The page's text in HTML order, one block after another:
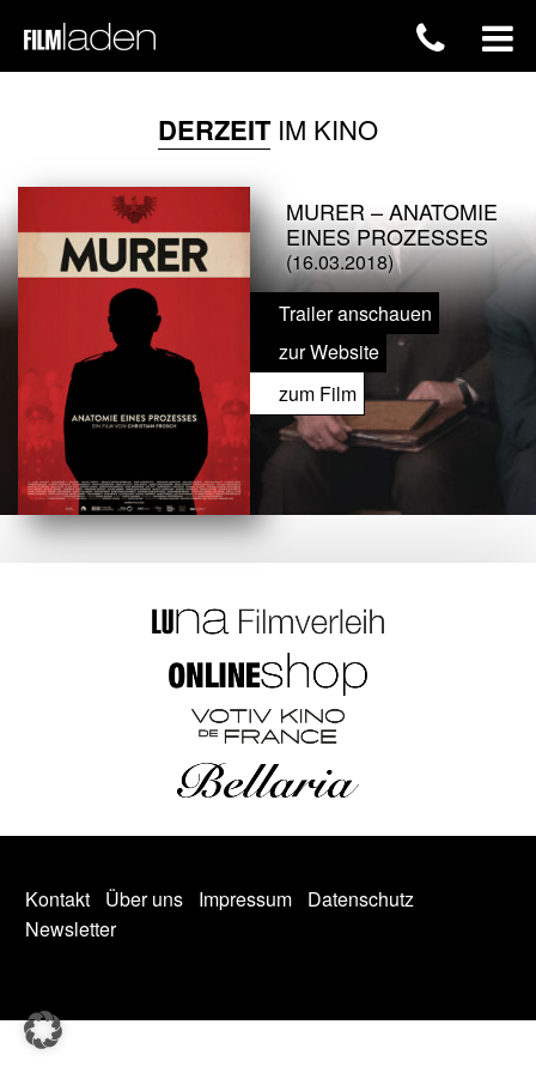
DERZEITIM KINO
MURER – ANATOMIE
EINES PROZESSES
(16.03.2018)
Trailer anschauen
zur Website
zum Film
Kontakt Über uns Impressum
Datenschutz
Newsletter